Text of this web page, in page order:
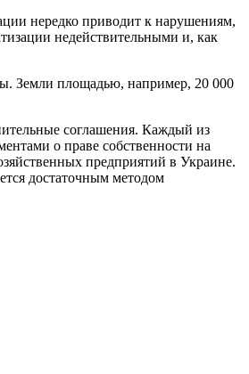
нередко приводит к нарушениям,
недействительными и, как
Земли площадью, например, 20 000
соглашения. Каждый из
о праве собственности на
предприятий в Украине.
достаточным методом